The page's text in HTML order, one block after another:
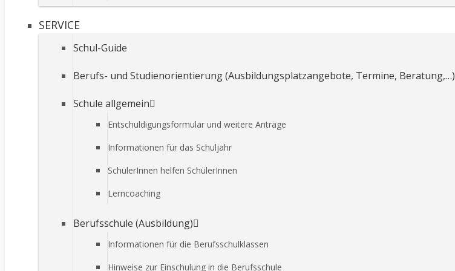
SERVICE
Schul-Guide
Berufs- und Studienorientierung (Ausbildungsplatzangebote, Termine, Beratung,…)
Schule allgemein
Entschuldigungsformular und weitere Anträge
Informationen für das Schuljahr
SchülerInnen helfen SchülerInnen
Lerncoaching
Berufsschule (Ausbildung)
Informationen für die Berufsschulklassen
Hinweise zur Einschulung in die Berufsschule